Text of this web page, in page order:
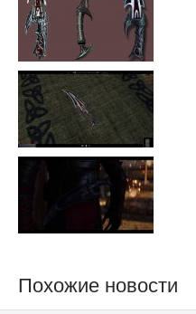
Похожие новости